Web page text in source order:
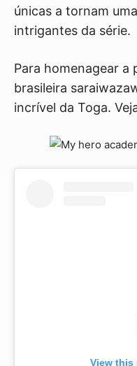
únicas a tornam
intrigantes da série.
Para homenagear a
brasileira
incrível da Toga.
View this